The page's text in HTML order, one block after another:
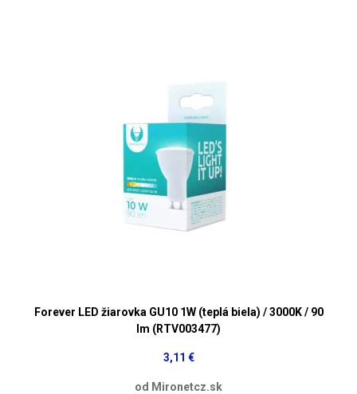
Forever LED žiarovka GU10 1W (teplá biela) / 3000K / 90
lm (RTV003477)
3,11 €
od Mironetcz.sk